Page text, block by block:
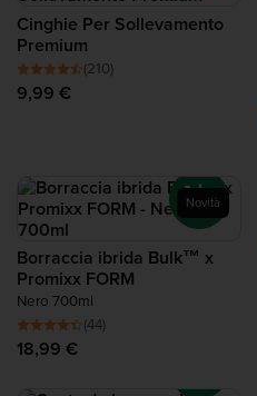
Cinghie Per Sollevamento
Premium
(210)
9,99 €
Novità
Borraccia ibrida Bulk™ x
Promixx FORM
Nero 700ml
(44)
18,99 €